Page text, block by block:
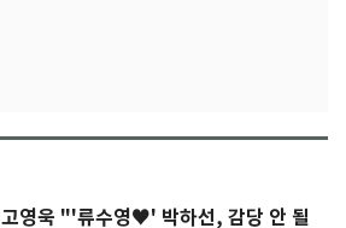
고영욱 "'류수영♥' 박하선, 감당 안 될